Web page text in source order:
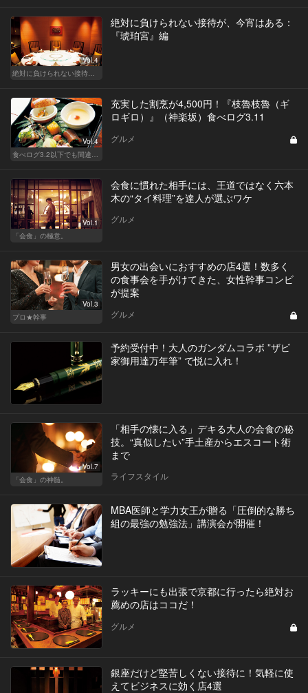
Vol.4
絶対に負けられない接待が、今宵はある
絶対に負けられない接待が、今宵はある：
『琥珀宮』編
Vol.4
食べログ3.2以下でも間違いなく名店！
充実した割烹が4,500円！『枝魯枝魯（ギ
ロギロ）』（神楽坂）食べログ3.11
グルメ
Vol.1
「会食」の極意。
会食に慣れた相手には、王道ではなく六本
木の“タイ料理”を達人が選ぶワケ
グルメ
Vol.3
プロ★幹事
男女の出会いにおすすめの店4選！数多く
の食事会を手がけてきた、女性幹事コンビ
が提案
グルメ
予約受付中！大人のガンダムコラボ ”ザビ
家御用達万年筆” で悦に入れ！
Vol.7
「会食」の神髄。
「相手の懐に入る」デキる大人の会食の秘
技。“真似したい”手土産からエスコート術
まで
ライフスタイル
MBA医師と学力女王が贈る「圧倒的な勝ち
組の最強の勉強法」講演会が開催！
ラッキーにも出張で京都に行ったら絶対お
薦めの店はココだ！
グルメ
銀座だけど堅苦しくない接待に！気軽に使
えてビジネスに効く店4選